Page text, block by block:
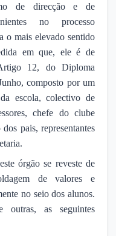
de direcção e de
no processo
o mais elevado sentido
em que, ele é de
12, do Diploma
composto por um
escola, colectivo de
chefe do clube
pais, representantes
órgão se reveste de
de valores e
no seio dos alunos.
outras, as seguintes